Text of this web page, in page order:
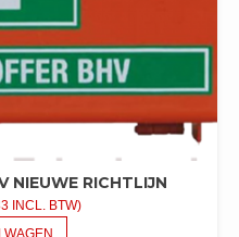
NIEUWE RICHTLIJN
INCL. BTW)